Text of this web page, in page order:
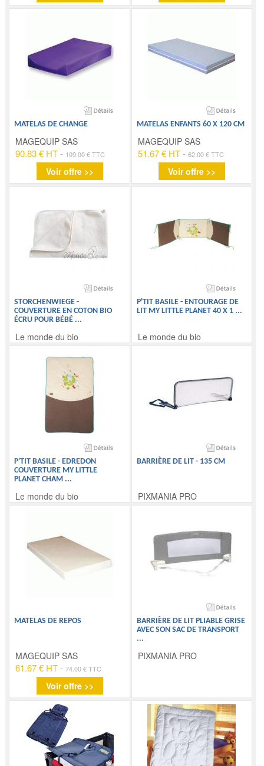
MATELAS DE CHANGE
MAGEQUIP SAS
90.83 € HT - 109.00 € TTC
Voir offre >>
MATELAS ENFANTS 60 X 120 CM
MAGEQUIP SAS
51.67 € HT- 62.00 € TTC
Voir offre >>
STORCHENWIEGE -
COUVERTURE EN COTON BIO
ÉCRU POUR BÉBÉ ...
Le monde du bio
P'TIT BASILE - ENTOURAGE DE
LIT MY LITTLE PLANET 40 X 1 ...
Le monde du bio
P'TIT BASILE - EDREDON
COUVERTURE MY LITTLE
PLANET CHAM ...
Le monde du bio
BARRIÈRE DE LIT - 135 CM
PIXMANIA PRO
MATELAS DE REPOS
MAGEQUIP SAS
61.67 € HT -74.00 € TTC
Voir offre >>
BARRIÈRE DE LIT PLIABLE GRISE
AVEC SON SAC DE TRANSPORT
...
PIXMANIA PRO